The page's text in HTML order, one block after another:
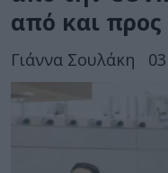
από και προς
Γιάννα Σουλάκη